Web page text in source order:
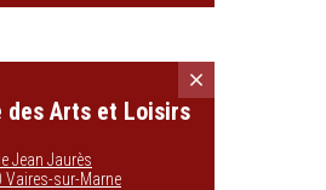
des Arts et Loisirs
Jean Jaurès
Vaires-sur-Marne